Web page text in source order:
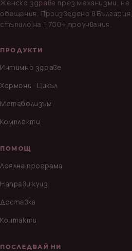
Женско здраве през механизми, не
обещания. Произведено в България,
стъпило на 1 700+ проучвания.
ПРОДУКТИ
Интимно здраве
Хормони · Цикъл
Метаболизъм
Комплекти
ПОМОЩ
Лоялна програма
Направи куиз
Доставка
Контакти
ПОСЛЕДВАЙ НИ